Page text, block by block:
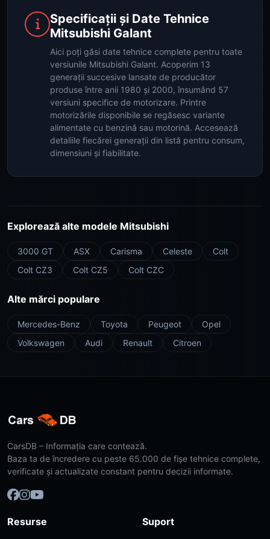
Specificații și Date Tehnice
Mitsubishi Galant
Aici poți găsi date tehnice complete pentru toate
versiunile Mitsubishi Galant. Acoperim 13
generații succesive lansate de producător
produse între anii 1980 și 2000, însumând 57
versiuni specifice de motorizare. Printre
motorizările disponibile se regăsesc variante
alimentate cu benzină sau motorină. Accesează
detaliile fiecărei generații din listă pentru consum,
dimensiuni și fiabilitate.
Explorează alte modele Mitsubishi
3000 GT ASX Carisma Celeste
Colt
Colt CZ3
Colt CZ5 Colt CZC
Alte mărci populare
Mercedes-Benz Toyota Peugeot
Opel
Volkswagen
Audi Renault Citroen
CarsDB – Informația care contează.
Baza ta de încredere cu peste 65.000 de fișe tehnice complete,
verificate și actualizate constant pentru decizii informate.
Resurse Suport